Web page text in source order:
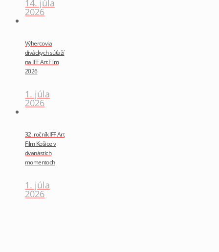
14. júla
2026
Výhercovia
diváckych súťaží
na IFF Art Film
2026
1. júla
2026
32. ročník IFF Art
Film Košice v
dvanástich
momentoch
1. júla
2026